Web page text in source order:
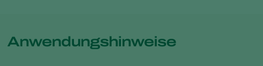
Anwendungshinweise